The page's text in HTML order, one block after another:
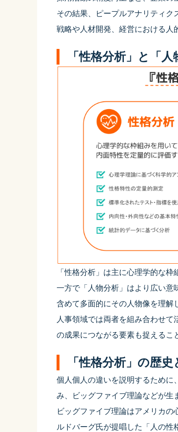
その結果、ピープルアナリティ
戦略や人材開発、経営における人
「性格分析」と「
「性格分析」は主に心理学的な
一方で「人物分析」はより広い意
含めて多面的にその人物像を理解
人事領域では両者を組み合わせ
の成果につながる要素も捉えるこ
「性格分析」の歴
個人個人の違いを説明するために
み、ビッグファイブ理論などが生
ビッグファイブ理論はアメリカ
ルドバーグ氏が提唱した「人の